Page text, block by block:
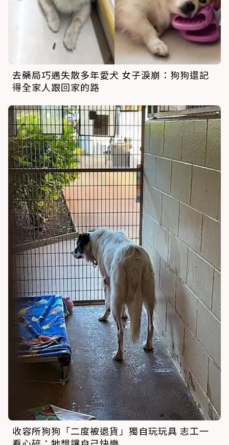
去藥局巧遇失散多年愛犬 女子淚崩：狗狗還記
得全家人跟回家的路
收容所狗狗「二度被退貨」獨自玩玩具 志工一